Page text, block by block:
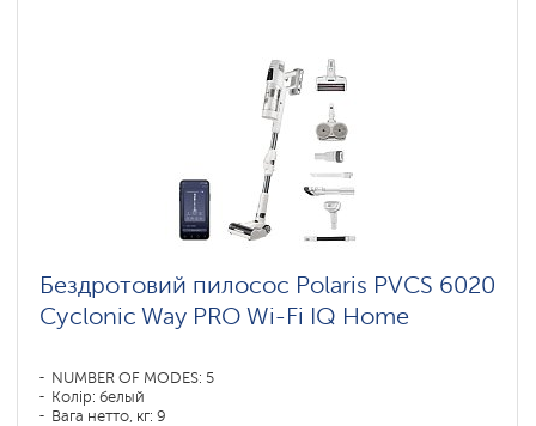
Бездротовий пилосос Polaris PVCS 6020
Cyclonic Way PRO Wi-Fi IQ Home
NUMBER OF MODES: 5
Колір: белый
Вага нетто, кг: 9